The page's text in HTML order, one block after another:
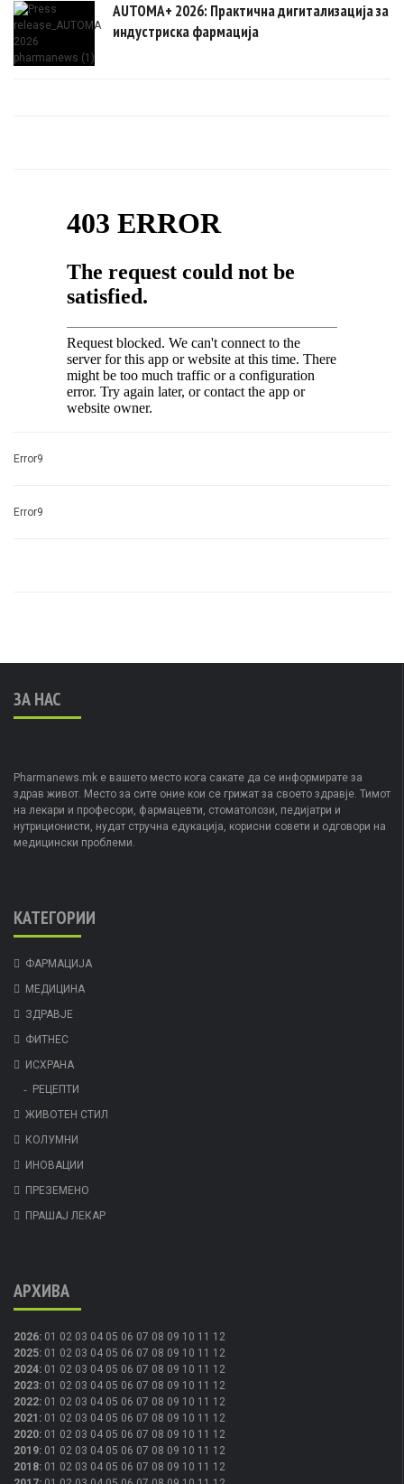
AUTOMA+ 2026: Практична дигитализација за
индустриска фармација
Error9
Error9
ЗА НАС
Pharmanews.mk е вашето место кога сакате да се информирате за
здрав живот. Место за сите оние кои се грижат за своето здравје. Тимот
на лекари и професори, фармацевти, стоматолози, педијатри и
нутриционисти, нудат стручна едукација, корисни совети и одговори на
медицински проблеми.
КАТЕГОРИИ
ФАРМАЦИЈА
МЕДИЦИНА
ЗДРАВЈЕ
ФИТНЕС
ИСХРАНА
РЕЦЕПТИ
ЖИВОТЕН СТИЛ
КОЛУМНИ
ИНОВАЦИИ
ПРЕЗЕМЕНО
ПРАШАЈ ЛЕКАР
АРХИВА
2026: 01 02 03 04 05 06 07 08 09 10 11 12
2025: 01 02 03 04 05 06 07 08 09 10 11 12
2024: 01 02 03 04 05 06 07 08 09 10 11 12
2023: 01 02 03 04 05 06 07 08 09 10 11 12
2022: 01 02 03 04 05 06 07 08 09 10 11 12
2021 : 01 02 03 04 05 06 07 08 09 10 11 12
2020: 01 02 03 04 05 06 07 08 09 10 11 12
2019: 01 02 03 04 05 06 07 08 09 10 11 12
2018: 01 02 03 04 05 06 07 08 09 10 11 12